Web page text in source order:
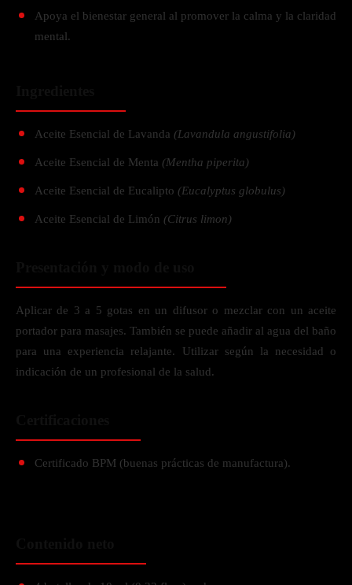
Apoya el bienestar general al promover la calma y la claridad
mental.
Aceite Esencial de Lavanda (Lavandula angustifolia)
Aceite Esencial de Menta (Mentha piperita)
Aceite Esencial de Eucalipto (Eucalyptus globulus)
Aceite Esencial de Limón (Citrus limon)
Aplicar de 3 a 5 gotas en un difusor o mezclar con un aceite
portador para masajes. También se puede añadir al agua del baño
para una experiencia relajante. Utilizar según la necesidad o
indicación de un profesional de la salud.
Certificado BPM (buenas prácticas de manufactura).